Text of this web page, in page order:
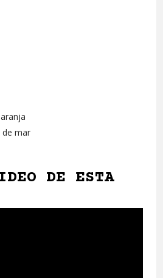
de mar
DE ESTA